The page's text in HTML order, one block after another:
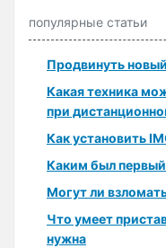
популярные статьи
Продвинуть
Какая техника
при
Как установить
Каким был
Могут ли
Что умеет
нужна